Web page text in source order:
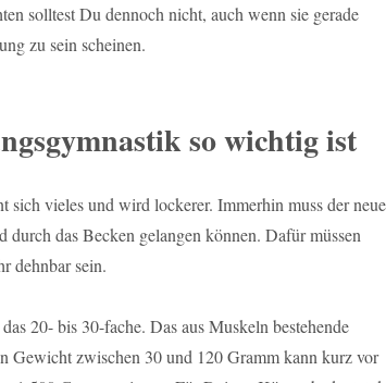
solltest Du dennoch nicht, auch wenn sie gerade
zu sein scheinen.
so wichtig ist
sich vieles und wird lockerer. Immerhin muss der neue
durch das Becken gelangen können. Dafür müssen
dehnbar sein.
20- bis 30-fache. Das aus Muskeln bestehende
Gewicht zwischen 30 und 120 Gramm kann kurz vor